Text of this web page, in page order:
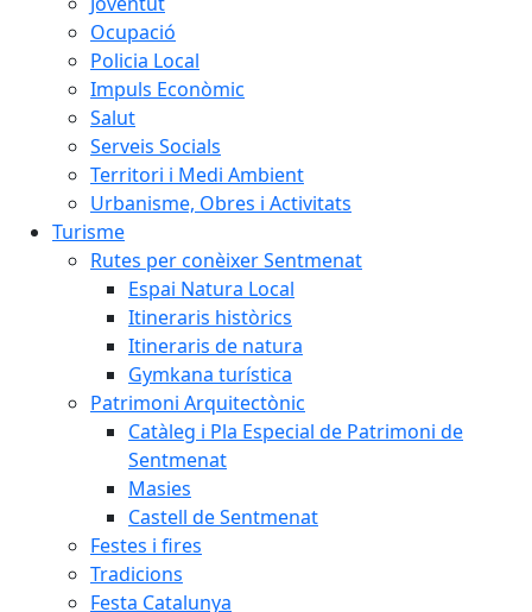
Ocupació
Policia Local
Impuls Econòmic
Salut
Serveis Socials
Territori i Medi Ambient
Urbanisme, Obres i Activitats
Turisme
Rutes per conèixer Sentmenat
Espai Natura Local
Itineraris històrics
Itineraris de natura
Gymkana turística
Patrimoni Arquitectònic
Catàleg i Pla Especial de Patrimoni de
Sentmenat
Masies
Castell de Sentmenat
Festes i fires
Tradicions
Festa Catalunya